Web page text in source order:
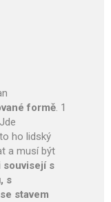
formě. 1
ho lidský
a musí být
souvisejí s
s
stavem